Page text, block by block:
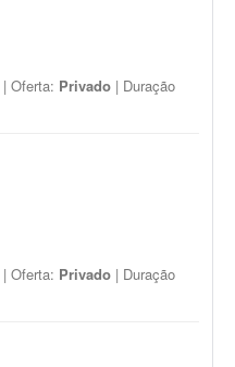
| Oferta: Privado | Duração
| Oferta: Privado | Duração